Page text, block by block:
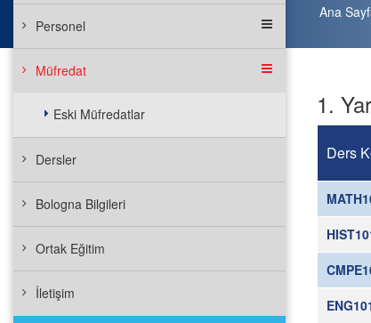
Ana
Personel
Müfredat
Eski Müfredatlar
Dersler
Bologna Bilgileri
Ortak Eğitim
İletişim
1.
Ders